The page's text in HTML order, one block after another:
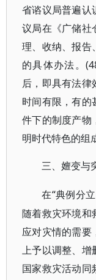
省谘议局普遍认
议局在《广储社
理、收纳、报告
的具体办法。
后，即具有法
时间有限，有的
件下的制度产物
明时代特色的组
三、嬗变与
在“典例分
随着救灾环境和
应对灾情的需要
上予以调整、增
国家救灾活动同